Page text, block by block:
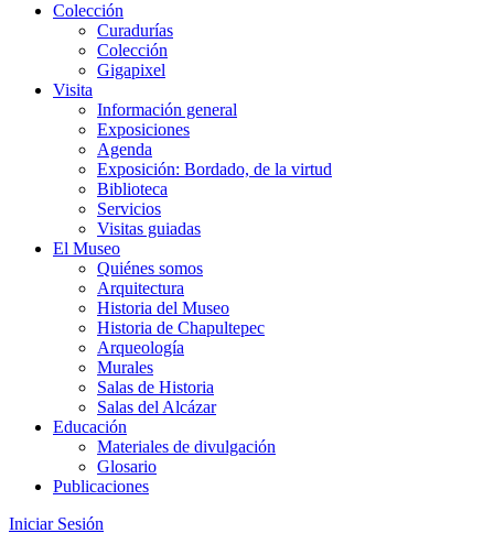
Colección
Curadurías
Colección
Gigapixel
Visita
Información general
Exposiciones
Agenda
Exposición: Bordado, de la virtud
Biblioteca
Servicios
Visitas guiadas
El Museo
Quiénes somos
Arquitectura
Historia del Museo
Historia de Chapultepec
Arqueología
Murales
Salas de Historia
Salas del Alcázar
Educación
Materiales de divulgación
Glosario
Publicaciones
Iniciar Sesión